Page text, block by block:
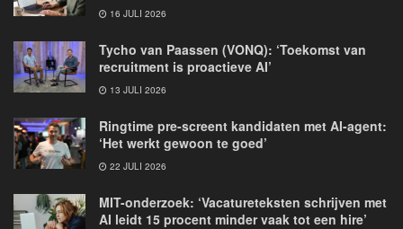
16 JULI 2026
Tycho van Paassen (VONQ): ‘Toekomst van
recruitment is proactieve AI’
13 JULI 2026
Ringtime pre-screent kandidaten met AI-agent:
‘Het werkt gewoon te goed’
22 JULI 2026
MIT-onderzoek: ‘Vacatureteksten schrijven met
AI leidt 15 procent minder vaak tot een hire’